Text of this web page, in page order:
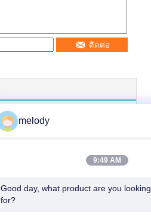
ติดต่อ
ผ้าม่านการผ่าตัดที่
melody
9:49 AM
Good day, what product are you looking
for?